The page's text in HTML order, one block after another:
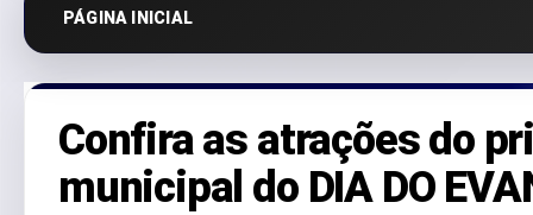
PÁGINA INICIAL
Confira as atrações do
municipal do DIA DO